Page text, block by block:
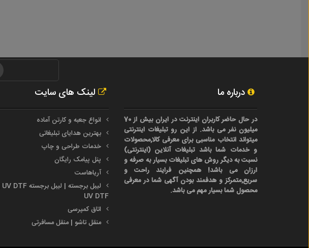
درباره ما
در حال حاضر کاربران اینترنت در ایران بیش از 70
میلیون نفر می باشد. از این رو تبلیغات اینترنتی
میتواند انتخاب مناسبی برای معرفی کالا,محصولات
و خدمات شما باشد تبلیغات آنلاین (اینترنتی)
نسبت به دیگر روش های تبلیغات بسیار به صرفه و
ارزان می باشد! همچنین فرایند راحت و
سریع,متمرکز و هدفمند بودن آگهی شما در معرفی
محصول شما بسیار مهم می باشد.
لینک های سایت
انواع جعبه و کارتن آماده
بهترین هدایای تبلیغاتی
خدمات طراحی و چاپ
پنل پیامک رایگان
آریاهاست
UV DTF
اتاق کمپرسی
منقل تاشو | منقل مسافرتی